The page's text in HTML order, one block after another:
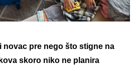
novac pre nego što stigne na
skoro niko ne planira